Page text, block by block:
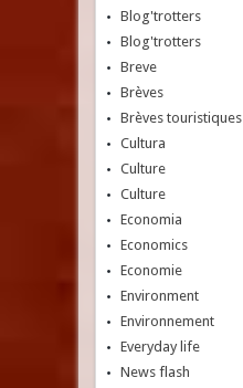
Blog'trotters
Blog'trotters
Breve
Brèves
Brèves touristiques
Cultura
Culture
Culture
Economia
Economics
Economie
Environment
Environnement
Everyday life
News flash